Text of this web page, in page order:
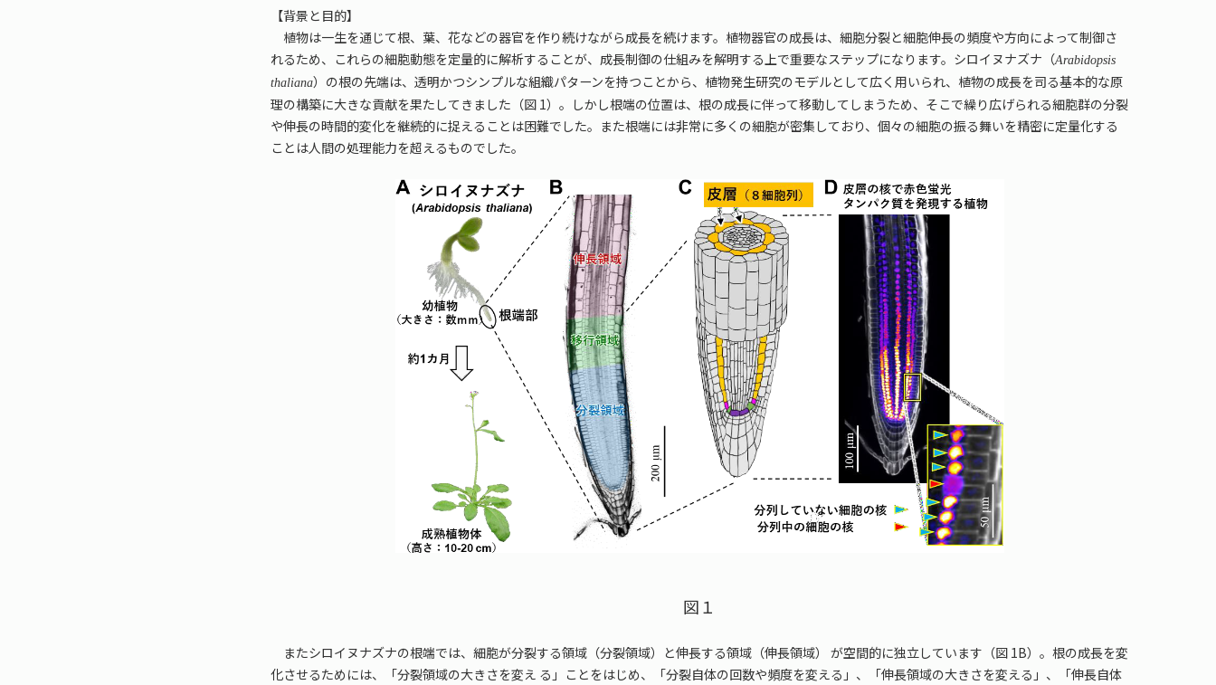
【背景と目的】
植物は一生を通じて根、葉、花などの器官を作り続けながら成長を続けます。植物器官の成長は、細胞分裂と細胞伸長の頻度や方向によって制御さ
れるため、これらの細胞動態を定量的に解析することが、成長制御の仕組みを解明する上で重要なステップになります。シロイヌナズナ（Arabidopsis
thaliana）の根の先端は、透明かつシンプルな組織パターンを持つことから、植物発生研究のモデルとして広く用いられ、植物の成長を司る基本的な原
理の構築に大きな貢献を果たしてきました（図 1）。しかし根端の位置は、根の成長に伴って移動してしまうため、そこで繰り広げられる細胞群の分裂
や伸長の時間的変化を継続的に捉えることは困難でした。また根端には非常に多くの細胞が密集しており、個々の細胞の振る舞いを精密に定量化する
ことは人間の処理能力を超えるものでした。
図１
またシロイヌナズナの根端では、細胞が分裂する領域（分裂領域）と伸長する領域（伸長領域） が空間的に独立しています（図 1B）。根の成長を変
化させるためには、「分裂領域の大きさを変え る」ことをはじめ、「分裂自体の回数や頻度を変える」、「伸長領域の大きさを変える」、「伸長自体